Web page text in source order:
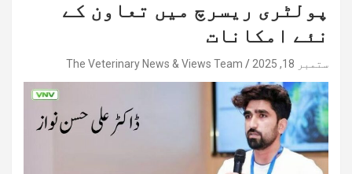
پولٹری ریسرچ میں تعاون کے
نئے امکانات
ستمبر 18, 2025 The Veterinary News & Views Team